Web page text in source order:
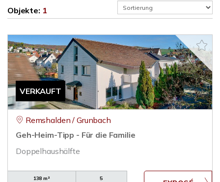
Objekte: 1
VERKAUFT
Remshalden / Grunbach
Geh-Heim-Tipp - Für die Familie
Doppelhaushälfte
138 m²
5